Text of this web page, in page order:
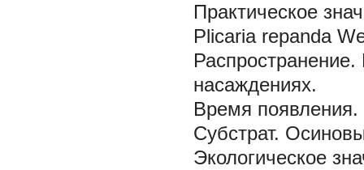
Практическое
Plicaria repanda
Распространение.
насаждениях.
Время появления.
Субстрат.
Экологическое